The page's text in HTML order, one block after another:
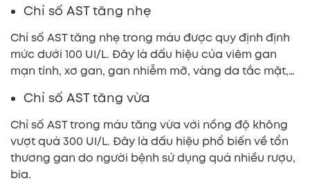
Chỉ số AST tăng nhẹ
Chỉ số AST tăng nhẹ trong máu được quy định định
mức dưới 100 UI/L. Đây là dấu hiệu của viêm gan
mạn tính, xơ gan, gan nhiễm mỡ, vàng da tắc mật,…
Chỉ số AST tăng vừa
Chỉ số AST trong máu tăng vừa với nồng độ không
vượt quá 300 UI/L. Đây là dấu hiệu phổ biến về tổn
thương gan do người bệnh sử dụng quá nhiều rượu,
bia.